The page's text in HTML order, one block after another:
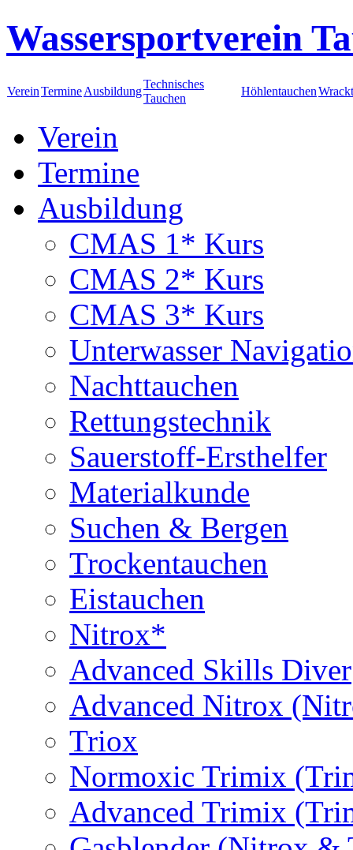
Wassersportverein
VereinTermineAusbildung
Technisches
Tauchen
Höhlentauchen
Verein
Termine
Ausbildung
CMAS 1* Kurs
CMAS 2* Kurs
CMAS 3* Kurs
Unterwasser
Nachttauchen
Rettungstechnik
Sauerstoff-Ersthelfer
Materialkunde
Suchen & Bergen
Trockentauchen
Eistauchen
Nitrox*
Advanced Skills Diver
Advanced Nitrox
Triox
Normoxic Trimix
Advanced Trimix